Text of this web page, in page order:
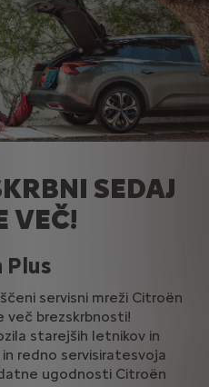
SEDAJ
VEČ!
Plus
servisni mreži Citroën
več brezskrbnosti!
starejših letnikov in
redno servisiratesvoja
ugodnosti Citroën